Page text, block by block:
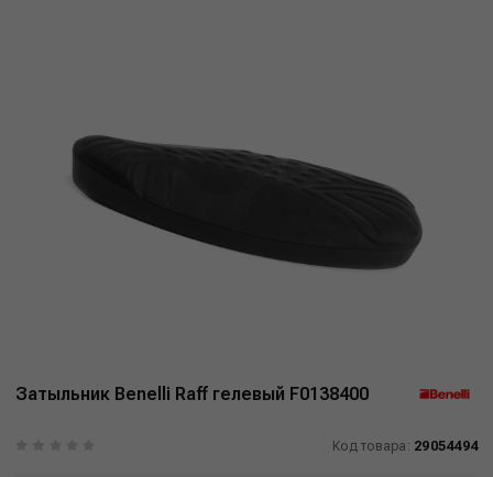
Затыльник Benelli Raff гелевый F0138400
Код товара: 29054494